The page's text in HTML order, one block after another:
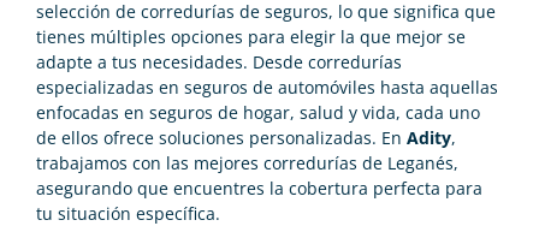
selección de corredurías de seguros, lo que significa que
tienes múltiples opciones para elegir la que mejor se
adapte a tus necesidades. Desde corredurías
especializadas en seguros de automóviles hasta aquellas
enfocadas en seguros de hogar, salud y vida, cada uno
de ellos ofrece soluciones personalizadas. En Adity,
trabajamos con las mejores corredurías de Leganés,
asegurando que encuentres la cobertura perfecta para
tu situación específica.